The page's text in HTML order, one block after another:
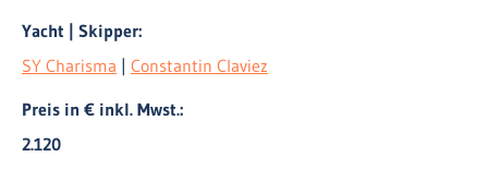
Yacht | Skipper:
SY Charisma | Constantin Claviez
Preis in € inkl. Mwst.:
2.120